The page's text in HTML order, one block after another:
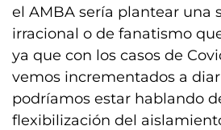
el AMBA sería plantear una
irracional o de fanatismo
ya que con los casos de
vemos incrementados a
podríamos estar hablando
flexibilización del